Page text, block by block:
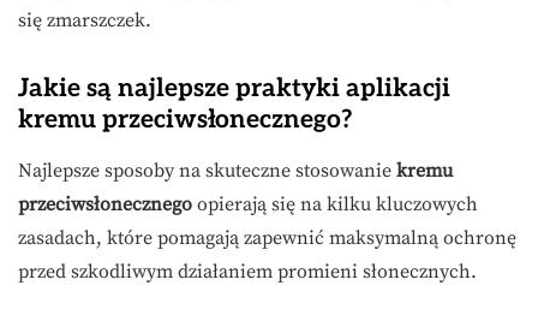
się zmarszczek.
Jakie są najlepsze praktyki aplikacji
kremu przeciwsłonecznego?
Najlepsze sposoby na skuteczne stosowanie kremu
przeciwsłonecznego opierają się na kilku kluczowych
zasadach, które pomagają zapewnić maksymalną ochronę
przed szkodliwym działaniem promieni słonecznych.